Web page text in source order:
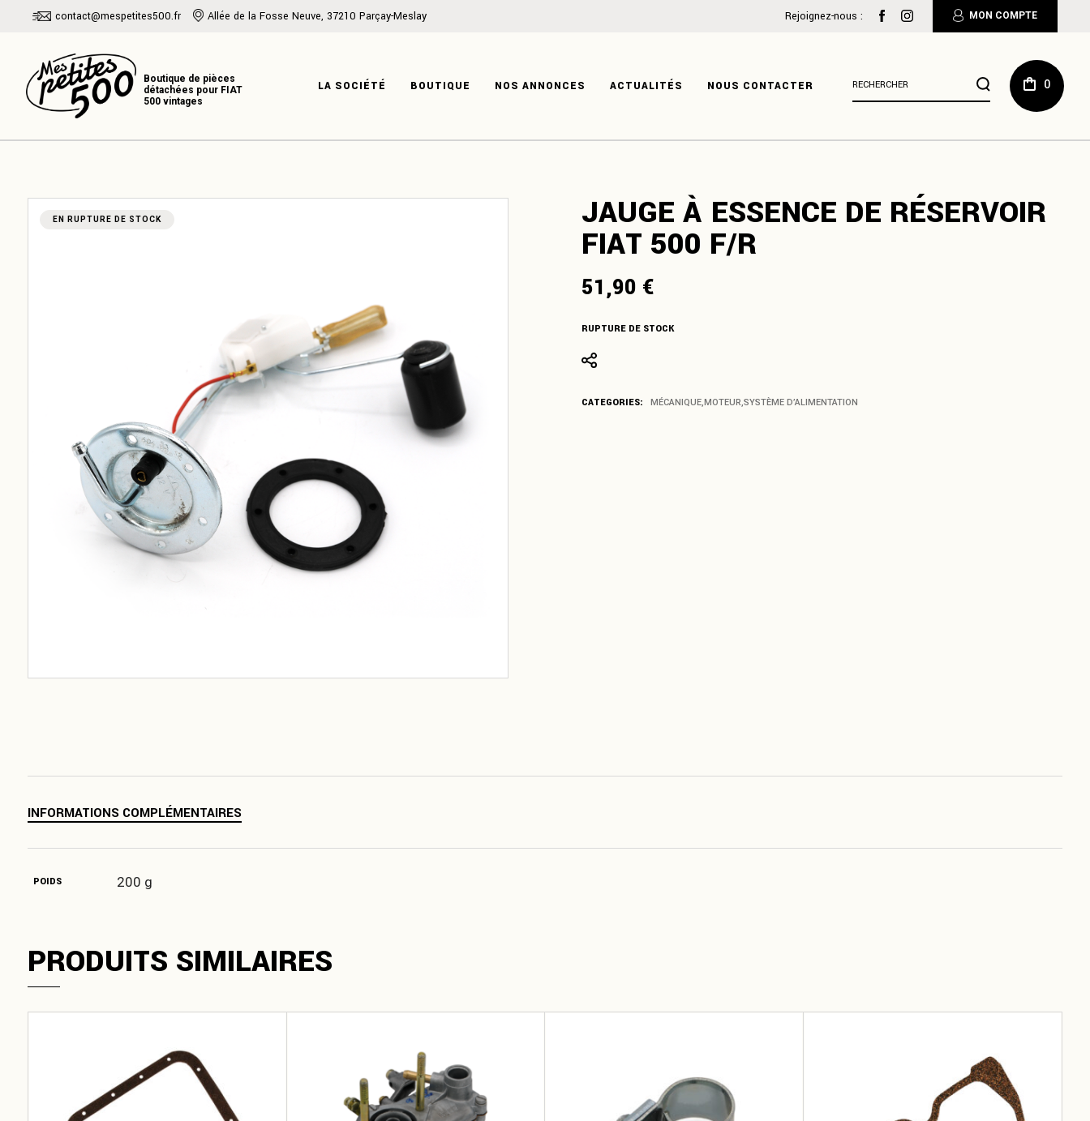
contact@mespetites500.fr Allée de la Fosse Neuve, 37210 Parçay-Meslay Rejoignez-nous : MON COMPTE
LA SOCIÉTÉ BOUTIQUE NOS ANNONCES ACTUALITÉS NOUS CONTACTER
de
recherche
0
NOTRE EXPERTISE
HABITACLE
:
EN RUPTURE DE STOCK JAUGE À ESSENCE DE RÉSERVOIR
FIAT 500 F/R
51,90 €
RUPTURE DE STOCK
CATEGORIES: MÉCANIQUE,MOTEUR,SYSTÈME D’ALIMENTATION
INFORMATIONS COMPLÉMENTAIRES
POIDS 200 g
PRODUITS SIMILAIRES